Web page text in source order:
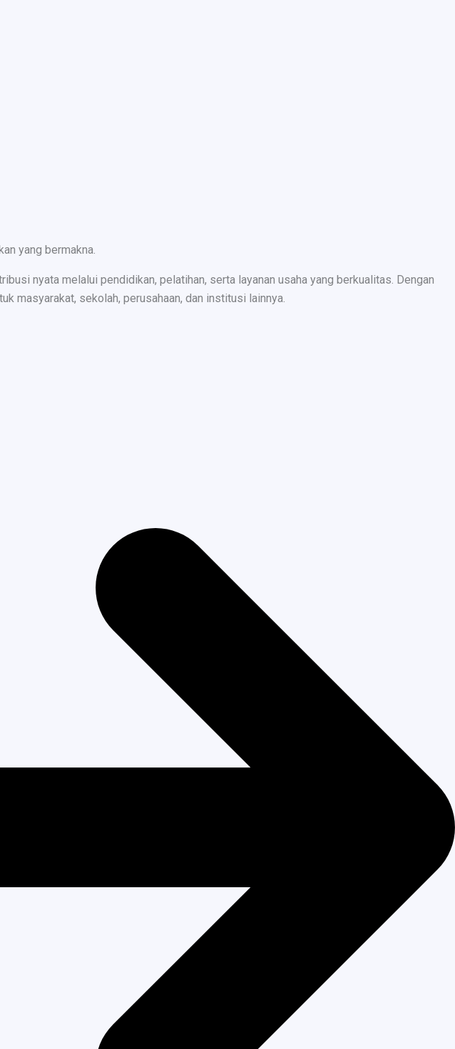
yang bermakna.
nyata melalui pendidikan, pelatihan, serta layanan usaha yang berkualitas. Dengan
masyarakat, sekolah, perusahaan, dan institusi lainnya.